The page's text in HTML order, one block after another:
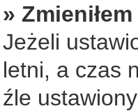
»
Jeżeli
letni, a czas
źle